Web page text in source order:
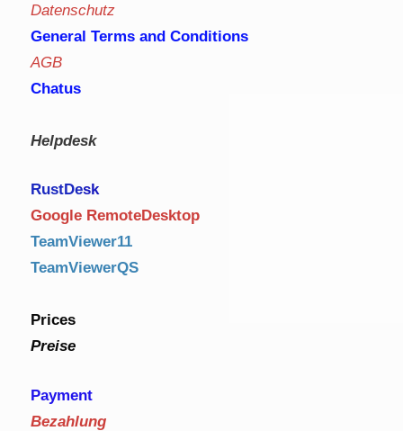
Datenschutz
General Terms and Conditions
AGB
Chatus
Helpdesk
RustDesk
Google RemoteDesktop
TeamViewer11
TeamViewerQS
Prices
Preise
Payment
Bezahlung